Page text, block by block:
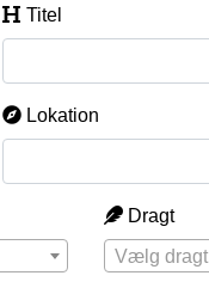
Titel
Lokation
Dragt
Vælg dragt